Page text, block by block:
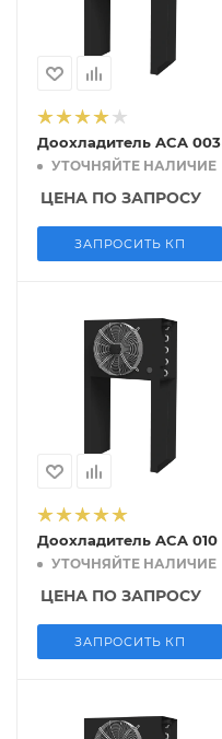
Доохладитель ACA 003
УТОЧНЯЙТЕ НАЛИЧИЕ
ЦЕНА ПО ЗАПРОСУ
ЗАПРОСИТЬ КП
Доохладитель ACA 010
УТОЧНЯЙТЕ НАЛИЧИЕ
ЦЕНА ПО ЗАПРОСУ
ЗАПРОСИТЬ КП